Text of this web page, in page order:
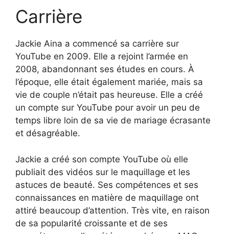
Carrière
Jackie Aina a commencé sa carrière sur
YouTube en 2009. Elle a rejoint l’armée en
2008, abandonnant ses études en cours. À
l’époque, elle était également mariée, mais sa
vie de couple n’était pas heureuse. Elle a créé
un compte sur YouTube pour avoir un peu de
temps libre loin de sa vie de mariage écrasante
et désagréable.
Jackie a créé son compte YouTube où elle
publiait des vidéos sur le maquillage et les
astuces de beauté. Ses compétences et ses
connaissances en matière de maquillage ont
attiré beaucoup d’attention. Très vite, en raison
de sa popularité croissante et de ses